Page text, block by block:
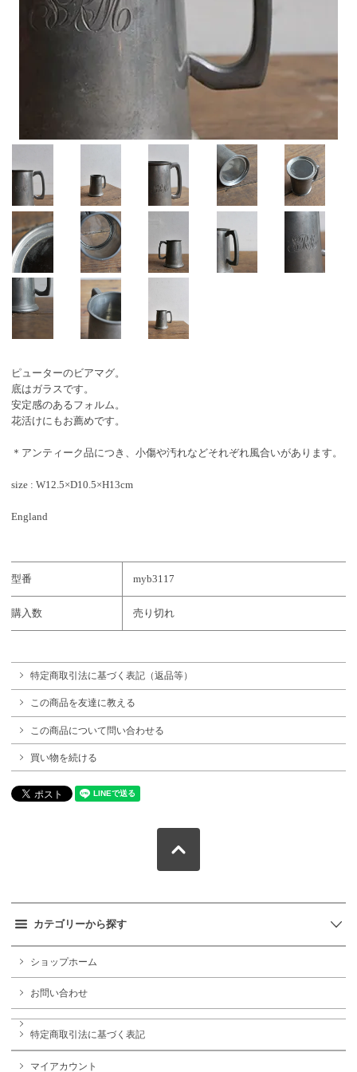
ピューターのビアマグ。
底はガラスです。
安定感のあるフォルム。
花活けにもお薦めです。
＊アンティーク品につき、小傷や汚れなどそれぞれ風合いがあります。
size : W12.5×D10.5×H13cm
England
型番 myb3117
購入数 売り切れ
特定商取引法に基づく表記（返品等）
この商品を友達に教える
この商品について問い合わせる
買い物を続ける
カテゴリーから探す
ショップホーム
お問い合わせ
特定商取引法に基づく表記
マイアカウント